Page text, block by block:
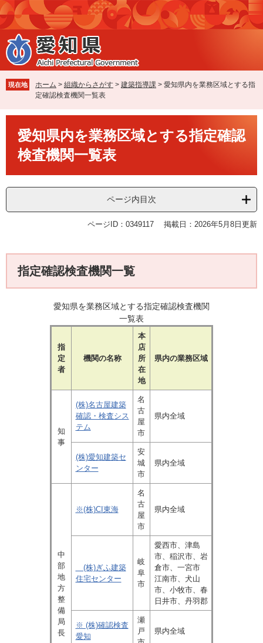
ペ
ー
ジ
の
先
で
す
メ
ニ
ュ
ー
を
ば
し
本
現在地 ホーム > 組織からさがす > 建築指導課 > 愛知県内を業務区域とする指
定確認検査機関一覧表
愛知県内を業務区域とする指定確認
検査機関一覧表
ページ内目次
ページID：0349117 掲載日：2026年5月8日更新
指定確認検査機関一覧
愛知県を業務区域とする指定確認検査機関
一覧表
指
定
者
機関の名称
本
店
所
在
地
県内の業務区域
知
事
(株)名古屋建築
確認・検査シス
テム
名
古
屋
市
県内全域
(株)愛知建築セ
ンター
安
城
市
県内全域
中
部
地
方
整
備
局
長
※(株)CI東海
名
古
屋
市
県内全域
(株)ぎふ建築
住宅センター
岐
阜
市
愛西市、津島
市、稲沢市、岩
倉市、一宮市
江南市、犬山
市、小牧市、春
日井市、丹羽郡
※ (株)確認検査
愛知
瀬
戸
県内全域